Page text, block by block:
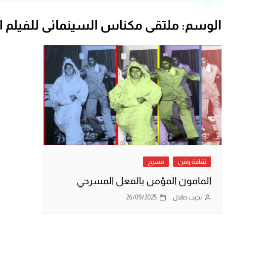
الوسم: ملتقى مكناس السينمائي للفيلم
ثقافة وفن مسرح
المامون المؤمن بالفعل المسرحي
نجيب طلال 26/09/2025